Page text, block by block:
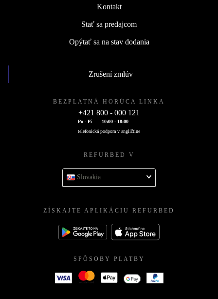
Kontakt
Stať sa predajcom
Opýtať sa na stav dodania
Zrušení zmlúv
BEZPLATNÁ HORÚCA LINKA
+421 800 - 000 121
Po - Pi
10:00 - 18:00
telefonická podpora v angličtine
REFURBED V
Slovakia
ZÍSKAJTE APLIKÁCIU REFURBED
SPÔSOBY PLATBY